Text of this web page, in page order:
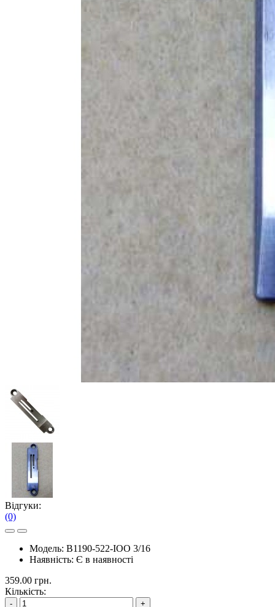
Відгуки:
(0)
Модель: B1190-522-IOO 3/16
Наявність: Є в наявності
359.00 грн.
Кількість:
- +